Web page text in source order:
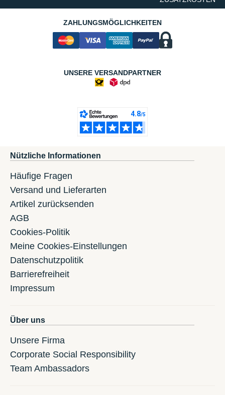
ZAHLUNGSMÖGLICHKEITEN
UNSERE VERSANDPARTNER
Nützliche Informationen
Häufige Fragen
Versand und Lieferarten
Artikel zurücksenden
AGB
Cookies-Politik
Meine Cookies-Einstellungen
Datenschutzpolitik
Barrierefreiheit
Impressum
Über uns
Unsere Firma
Corporate Social Responsibility
Team Ambassadors